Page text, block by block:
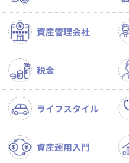
資産管理会社
税金
ライフスタイル
資産運用入門